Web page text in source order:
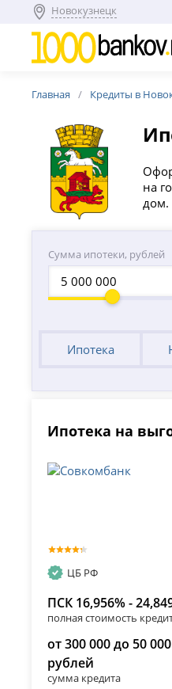
Новокузнецк
Главная Кредиты в
на
дом.
Сумма ипотеки, рублей
Ипотека
Ипотека на
ЦБ РФ
ПСК 16,956% -
полная стоимость
от 300 000 до 50
рублей
сумма кредита